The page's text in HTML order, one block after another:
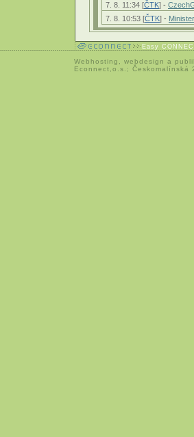
7. 8. 11:34 [ČTK] -
7. 8. 10:53 [ČTK] -
Easy
Webhosting webdesign a
Econnect,o.s.;